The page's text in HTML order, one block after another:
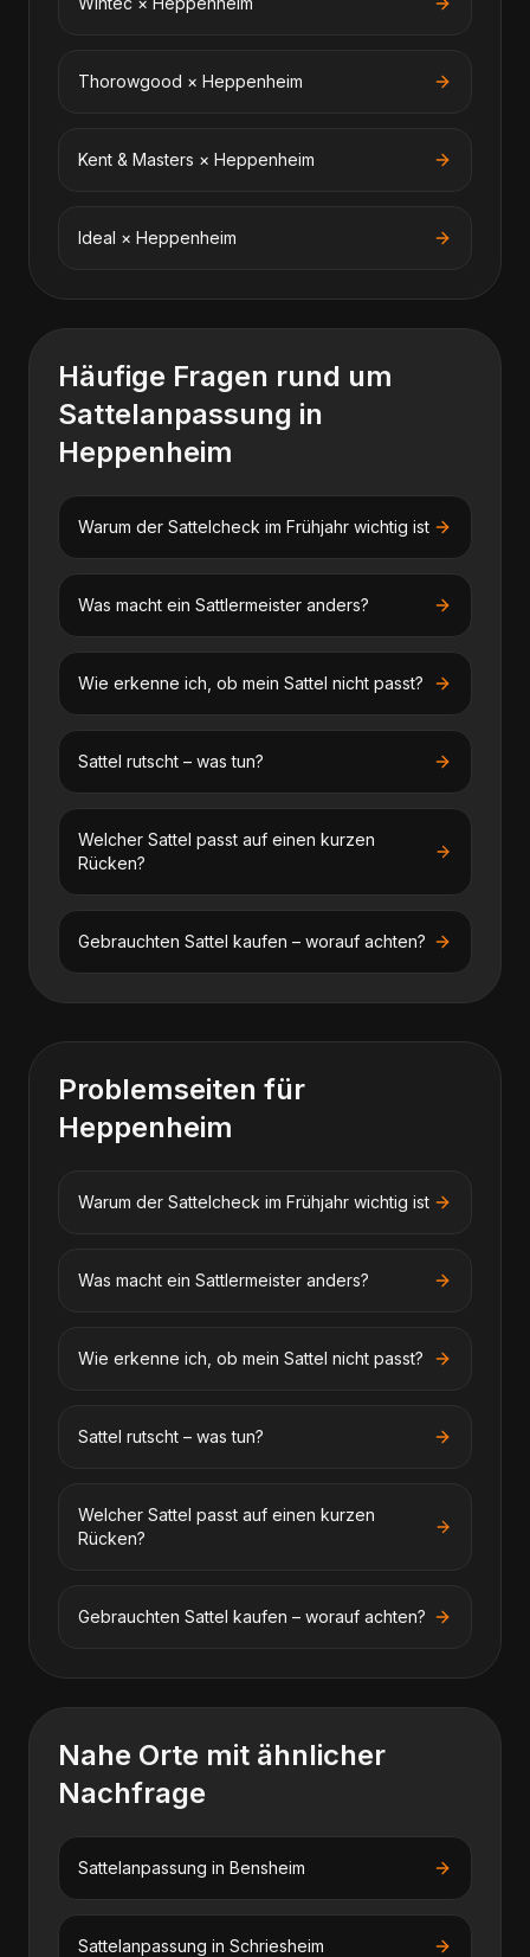
Thorowgood × Heppenheim
Kent & Masters × Heppenheim
Ideal × Heppenheim
Häufige Fragen rund um
Sattelanpassung in
Heppenheim
Warum der Sattelcheck im Frühjahr wichtig ist
Was macht ein Sattlermeister anders?
Wie erkenne ich, ob mein Sattel nicht passt?
Sattel rutscht – was tun?
Welcher Sattel passt auf einen kurzen
Rücken?
Gebrauchten Sattel kaufen – worauf achten?
Problemseiten für
Heppenheim
Warum der Sattelcheck im Frühjahr wichtig ist
Was macht ein Sattlermeister anders?
Wie erkenne ich, ob mein Sattel nicht passt?
Sattel rutscht – was tun?
Welcher Sattel passt auf einen kurzen
Rücken?
Gebrauchten Sattel kaufen – worauf achten?
Nahe Orte mit ähnlicher
Nachfrage
Sattelanpassung in Bensheim
Sattelanpassung in Schriesheim